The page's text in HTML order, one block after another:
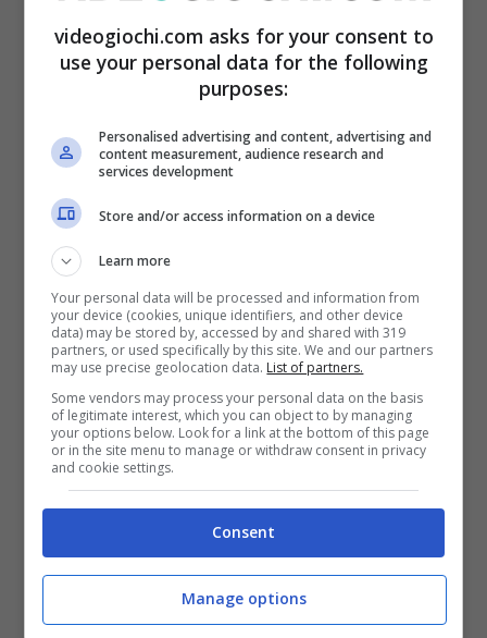
sarà dei più intriganti la ma la qualità è
altissima, non lasciatevi ingannare.
Smart tv di buona qualità a un prezzo bassissimo –
Videogiochi.com
Il pannello è moderno e sottile con
HDRche assicura immagini sempre di buona
qualità. Con una risoluzione di
eccellente come televisore accessorio oppure
per la cameretta dei bambini, o per la cucina.
videogiochi.com asks for your consent to
use your personal data for the following
purposes:
Personalised advertising and content, advertising and
content measurement, audience research and
services development
Store and/or access information on a device
Learn more
Your personal data will be processed and information from
your device (cookies, unique identifiers, and other device
data) may be stored by, accessed by and shared with 319
partners, or used specifically by this site. We and our partners
may use precise geolocation data. List of partners.
Some vendors may process your personal data on the basis
of legitimate interest, which you can object to by managing
your options below. Look for a link at the bottom of this page
or in the site menu to manage or withdraw consent in privacy
and cookie settings.
Consent
Manage options